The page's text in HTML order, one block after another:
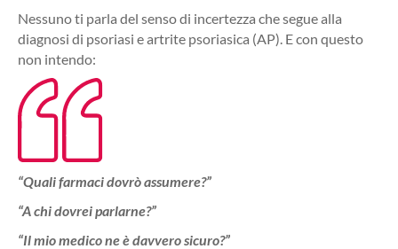
Nessuno ti parla del senso di incertezza che segue alla
diagnosi di psoriasi e artrite psoriasica (AP). E con questo
non intendo:
“Quali farmaci dovrò assumere?”
“A chi dovrei parlarne?”
“Il mio medico ne è davvero sicuro?”